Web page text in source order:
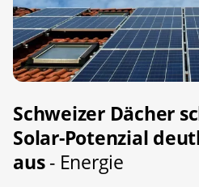
Schweizer Dächer
Solar-Potenzial
aus- Energie